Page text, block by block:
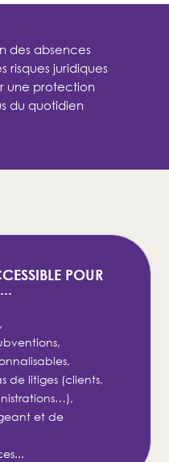
des absences
risques juridiques
une protection
du quotidien
POUR
de litiges (clients,
et de